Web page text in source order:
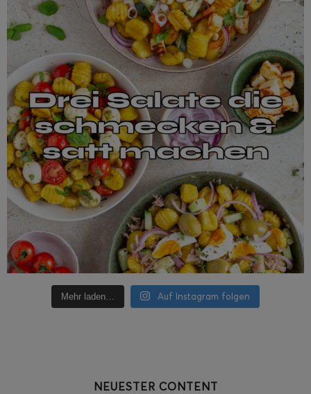
Mehr laden… Auf Instagram folgen
NEUESTER CONTENT